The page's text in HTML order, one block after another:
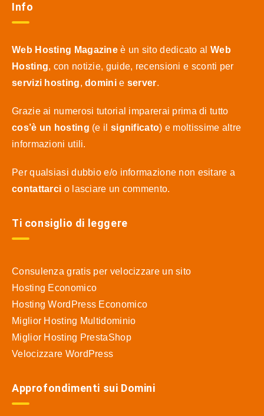
Info
Web Hosting Magazine è un sito dedicato al Web
Hosting, con notizie, guide, recensioni e sconti per
servizi hosting,dominie server.
Grazie ai numerosi tutorial imparerai prima di tutto
cos’è un hosting (e il significato) e moltissime altre
informazioni utili.
Per qualsiasi dubbio e/o informazione non esitare a
contattarci o lasciare un commento.
Ti consiglio di leggere
Consulenza gratis per velocizzare un sito
Hosting Economico
Hosting WordPress Economico
Miglior Hosting Multidominio
Miglior Hosting PrestaShop
Velocizzare WordPress
Approfondimenti sui Domini